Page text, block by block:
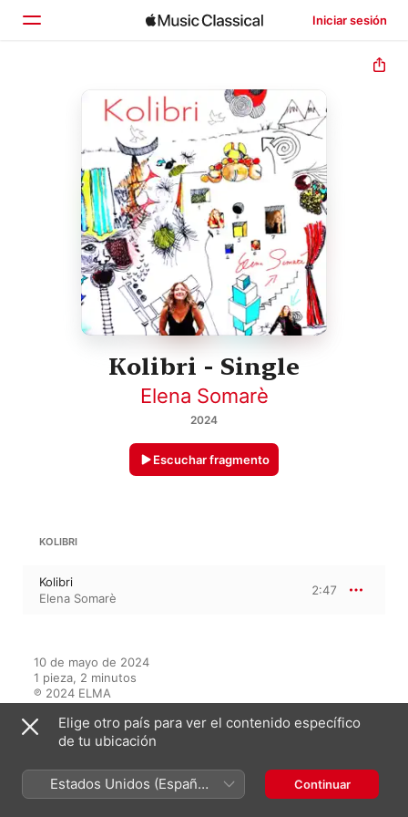
Iniciar sesión
Inicio
Buscar
Kolibri - Single
Elena Somarè
2024
Escuchar fragmento
KOLIBRI
Kolibri
Elena Somarè
2:47
10 de mayo de 2024
1 pieza, 2 minutos
℗ 2024 ELMA
Elige otro país para ver el contenido específico
de tu ubicación
Estados Unidos (Español
México)
Continuar